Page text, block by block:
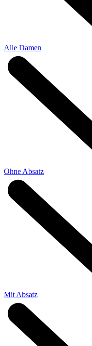
Alle Damen
Ohne Absatz
Mit Absatz